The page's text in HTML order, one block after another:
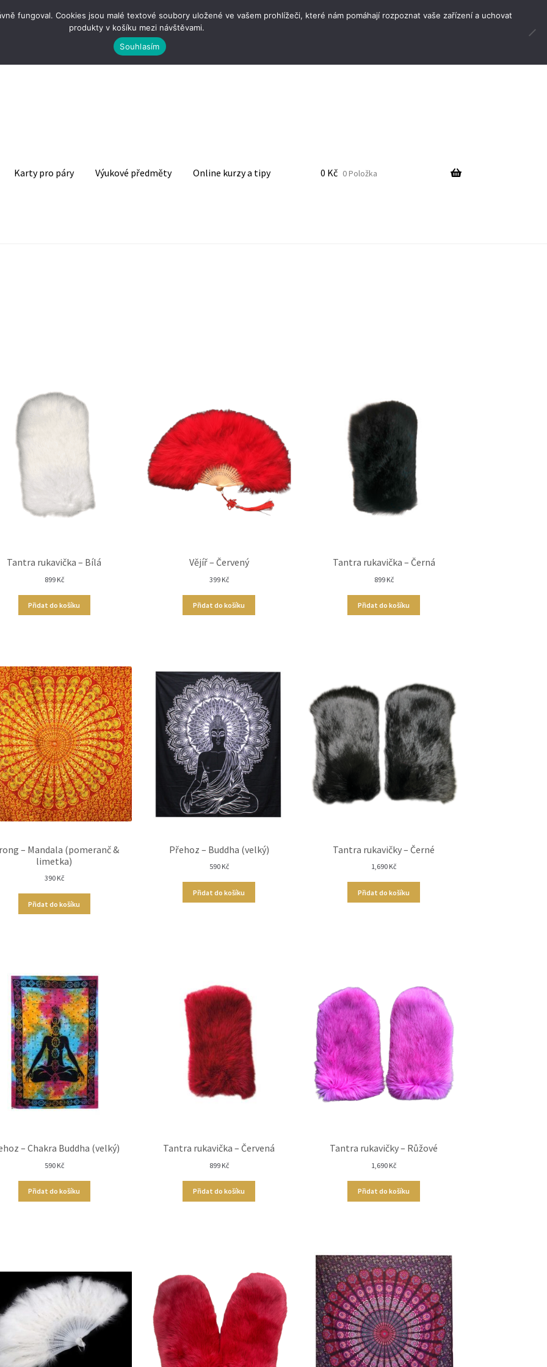
Karty pro páry Výukové předměty Online kurzy a tipy 0 Kč 0 Položka
Tantra rukavička – Bílá
899 Kč
Přidat do košíku
Vějíř – Červený
399 Kč
Přidat do košíku
Tantra rukavička – Černá
899 Kč
Přidat do košíku
– Mandala (pomeranč &
limetka)
390 Kč
Přidat do košíku
Přehoz – Buddha (velký)
590 Kč
Přidat do košíku
Tantra rukavičky – Černé
1,690 Kč
Přidat do košíku
– Chakra Buddha (velký)
590 Kč
Přidat do košíku
Tantra rukavička – Červená
899 Kč
Přidat do košíku
Tantra rukavičky – Růžové
1,690 Kč
Přidat do košíku
fungoval. Cookies jsou malé textové soubory uložené ve vašem prohlížeči, které nám pomáhají rozpoznat vaše zařízení a uchovat
produkty v košíku mezi návštěvami.
Souhlasím